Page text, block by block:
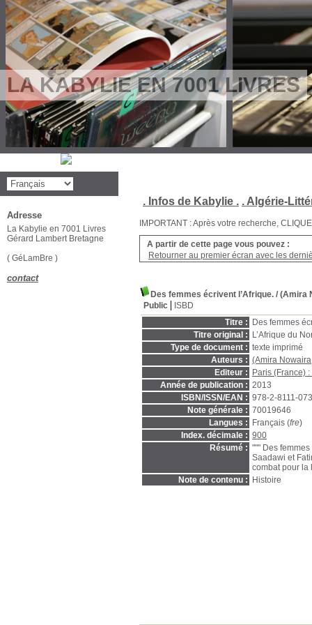
LA KABYLIE EN 7001 LIVRES
. Infos de Kabylie . . Algérie-
IMPORTANT : Après votre recherche,
A partir de cette page vous pouvez :
Retourner au premier écran avec les
Des femmes écrivent l’Afrique. / (Amira
Public
ISBD
Titre :
Des femmes
Titre original :
L’Afrique du
Type de document : texte imprimé
Auteurs : (Amira
Editeur :
Paris (France)
Année de publication : 2013
ISBN/ISSN/EAN : 978-2-8111-
Note générale : 70019646
Langues :
Français (fre)
Index. décimale : 900
Résumé : """ Des
Saadawi et
combat pour la
Note de contenu :
Histoire
Adresse
La Kabylie en 7001 Livres
Gérard Lambert Bretagne
( GéLamBre )
contact